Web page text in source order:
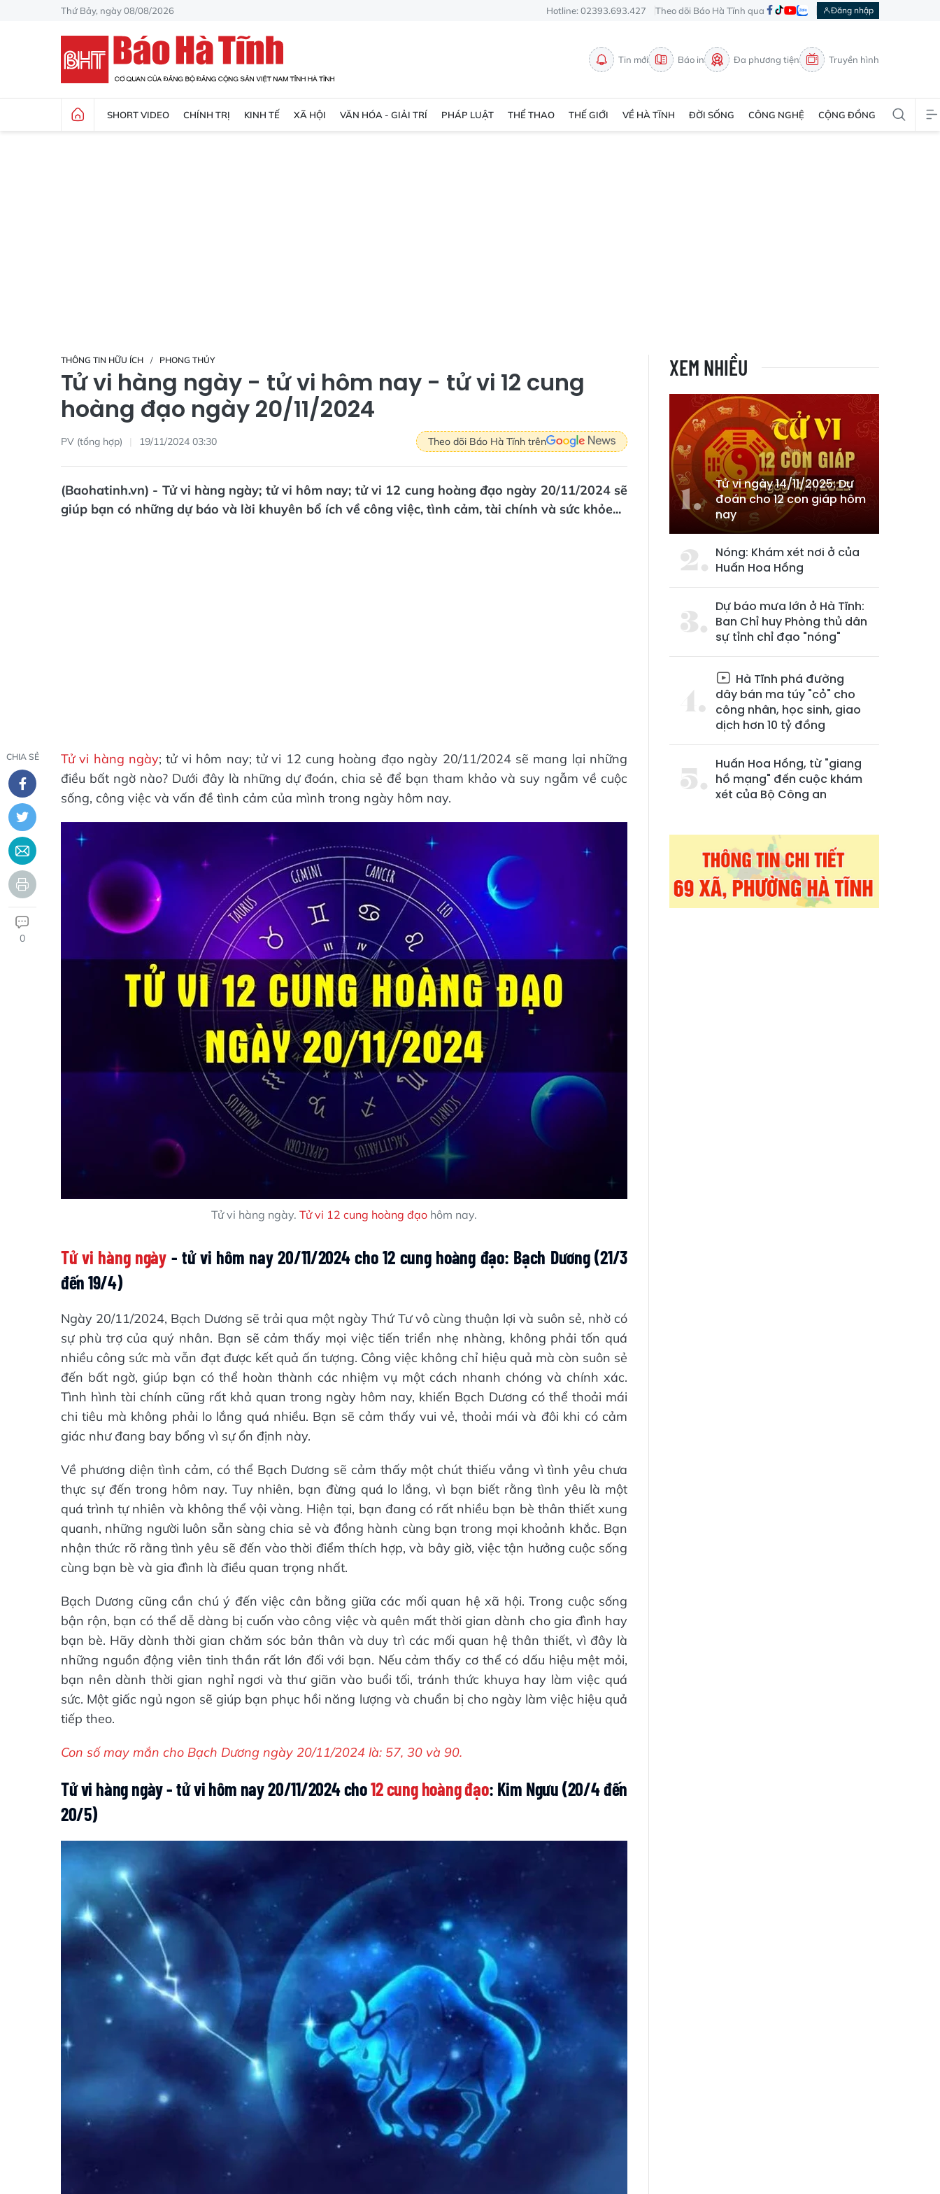
Thứ Bảy, ngày 08/08/2026 Hotline: 02393.693.427 Theo dõi Báo Hà Tĩnh qua Đăng nhập
Tin mới Báo in Đa phương tiện Truyền hình
SHORT VIDEO CHÍNH TRỊ KINH TẾ XÃ HỘI VĂN HÓA - GIẢI TRÍ PHÁP LUẬT THỂ THAO THẾ GIỚI VỀ HÀ TĨNH ĐỜI SỐNG CÔNG NGHỆ CỘNG ĐỒNG
THÔNG TIN HỮU ÍCH PHONG THỦY
Tử vi hàng ngày - tử vi hôm nay - tử vi 12 cung
hoàng đạo ngày 20/11/2024
PV (tổng hợp) 19/11/2024 03:30 Theo dõi Báo Hà Tĩnh trên
(Baohatinh.vn) - Tử vi hàng ngày; tử vi hôm nay; tử vi 12 cung hoàng đạo ngày 20/11/2024 sẽ
giúp bạn có những dự báo và lời khuyên bổ ích về công việc, tình cảm, tài chính và sức khỏe...
CHIA SẺ
0
Tử vi hàng ngày; tử vi hôm nay; tử vi 12 cung hoàng đạo ngày 20/11/2024 sẽ mang lại những
điều bất ngờ nào? Dưới đây là những dự đoán, chia sẻ để bạn tham khảo và suy ngẫm về cuộc
sống, công việc và vấn đề tình cảm của mình trong ngày hôm nay.
Tử vi hàng ngày. Tử vi 12 cung hoàng đạo hôm nay.
Tử vi hàng ngày- tử vi hôm nay 20/11/2024 cho 12 cung hoàng đạo: Bạch Dương (21/3
đến 19/4)
Ngày 20/11/2024, Bạch Dương sẽ trải qua một ngày Thứ Tư vô cùng thuận lợi và suôn sẻ, nhờ có
sự phù trợ của quý nhân. Bạn sẽ cảm thấy mọi việc tiến triển nhẹ nhàng, không phải tốn quá
nhiều công sức mà vẫn đạt được kết quả ấn tượng. Công việc không chỉ hiệu quả mà còn suôn sẻ
đến bất ngờ, giúp bạn có thể hoàn thành các nhiệm vụ một cách nhanh chóng và chính xác.
Tình hình tài chính cũng rất khả quan trong ngày hôm nay, khiến Bạch Dương có thể thoải mái
chi tiêu mà không phải lo lắng quá nhiều. Bạn sẽ cảm thấy vui vẻ, thoải mái và đôi khi có cảm
giác như đang bay bổng vì sự ổn định này.
Về phương diện tình cảm, có thể Bạch Dương sẽ cảm thấy một chút thiếu vắng vì tình yêu chưa
thực sự đến trong hôm nay. Tuy nhiên, bạn đừng quá lo lắng, vì bạn biết rằng tình yêu là một
quá trình tự nhiên và không thể vội vàng. Hiện tại, bạn đang có rất nhiều bạn bè thân thiết xung
quanh, những người luôn sẵn sàng chia sẻ và đồng hành cùng bạn trong mọi khoảnh khắc. Bạn
nhận thức rõ rằng tình yêu sẽ đến vào thời điểm thích hợp, và bây giờ, việc tận hưởng cuộc sống
cùng bạn bè và gia đình là điều quan trọng nhất.
Bạch Dương cũng cần chú ý đến việc cân bằng giữa các mối quan hệ xã hội. Trong cuộc sống
bận rộn, bạn có thể dễ dàng bị cuốn vào công việc và quên mất thời gian dành cho gia đình hay
bạn bè. Hãy dành thời gian chăm sóc bản thân và duy trì các mối quan hệ thân thiết, vì đây là
những nguồn động viên tinh thần rất lớn đối với bạn. Nếu cảm thấy cơ thể có dấu hiệu mệt mỏi,
bạn nên dành thời gian nghỉ ngơi và thư giãn vào buổi tối, tránh thức khuya hay làm việc quá
sức. Một giấc ngủ ngon sẽ giúp bạn phục hồi năng lượng và chuẩn bị cho ngày làm việc hiệu quả
tiếp theo.
Con số may mắn cho Bạch Dương ngày 20/11/2024 là: 57, 30 và 90.
Tử vi hàng ngày - tử vi hôm nay 20/11/2024 cho12 cung hoàng đạo: Kim Ngưu (20/4 đến
20/5)
XEM NHIỀU
Tử vi ngày 14/11/2025: Dự
đoán cho 12 con giáp hôm
nay
Nóng: Khám xét nơi ở của
Huấn Hoa Hồng
Dự báo mưa lớn ở Hà Tĩnh:
Ban Chỉ huy Phòng thủ dân
sự tỉnh chỉ đạo "nóng"
Hà Tĩnh phá đường
dây bán ma túy "cỏ" cho
công nhân, học sinh, giao
dịch hơn 10 tỷ đồng
Huấn Hoa Hồng, từ "giang
hồ mạng" đến cuộc khám
xét của Bộ Công an